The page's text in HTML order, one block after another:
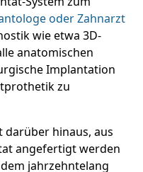
oder Zahnarzt
wie etwa 3D-
anatomischen
Implantation
zu
darüber hinaus, aus
angefertigt werden
jahrzehntelang